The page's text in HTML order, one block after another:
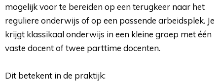
mogelijk voor te bereiden op een terugkeer naar het
reguliere onderwijs of op een passende arbeidsplek. Je
krijgt klassikaal onderwijs in een kleine groep met één
vaste docent of twee parttime docenten.
Dit betekent in de praktijk: